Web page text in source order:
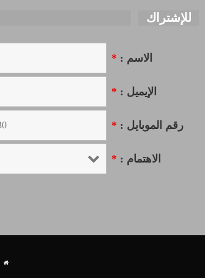
للإشتراك
الاسم : *
الإيميل : *
رقم الموبايل : *
الاهتمام : *